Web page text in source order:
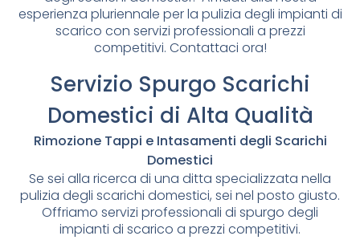
esperienza pluriennale per la pulizia degli impianti di
scarico con servizi professionali a prezzi
competitivi. Contattaci ora!
Servizio Spurgo Scarichi
Domestici di Alta Qualità
Rimozione Tappi e Intasamenti degli Scarichi
Domestici
Se sei alla ricerca di una ditta specializzata nella
pulizia degli scarichi domestici, sei nel posto giusto.
Offriamo servizi professionali di spurgo degli
impianti di scarico a prezzi competitivi.